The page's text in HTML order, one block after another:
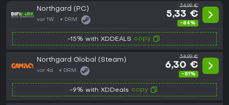
Northgard (PC)
vor 1W DRM:
34,99 €
5,33 €
-84%
-15% with XDDEALS copy
Northgard Global (Steam)
vor 4d DRM:
34,99 €
6,30 €
-81%
-9% with XDDeals copy